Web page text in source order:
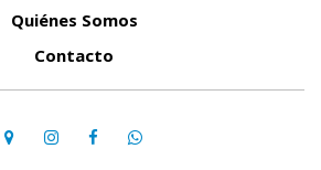
Quiénes Somos
Contacto